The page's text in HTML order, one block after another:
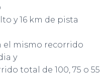
y 16 km de pista
el mismo recorrido
y
total de 100, 75 o 55